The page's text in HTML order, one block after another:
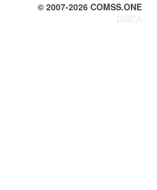
© 2007-2026 COMSS.ONE